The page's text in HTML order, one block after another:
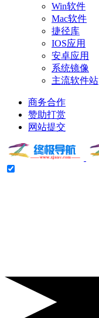
Win软件
Mac软件
捷径库
IOS应用
安卓应用
系统镜像
主流软件站
商务合作
赞助打赏
网站提交